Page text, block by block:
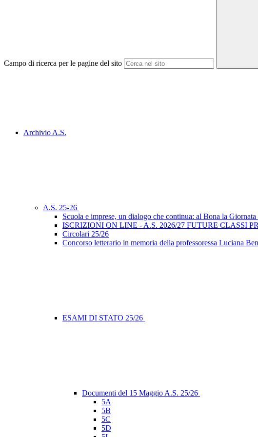
Campo di ricerca per le pagine del sito
Archivio A.S.
A.S. 25-26
Scuola e imprese, un dialogo che continua: al Bona la
ISCRIZIONI ON LINE - A.S. 2026/27 FUTURE CLASSI
Circolari 25/26
Concorso letterario in memoria della professoressa Luciana
ESAMI DI STATO 25/26
Documenti del 15 Maggio A.S. 25/26
5A
5B
5C
5D